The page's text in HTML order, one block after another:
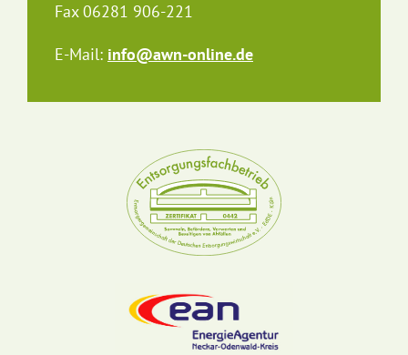
Fax 06281 906-221
E-Mail: info@awn-online.de